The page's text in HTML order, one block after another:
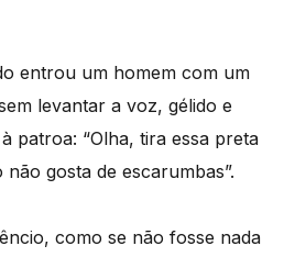
entrou um homem com um
levantar a voz, gélido e
patroa: “Olha, tira essa preta
gosta de escarumbas”.
como se não fosse nada